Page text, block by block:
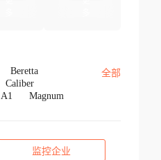
Beretta
Caliber
A1 Magnum
全部
监控企业